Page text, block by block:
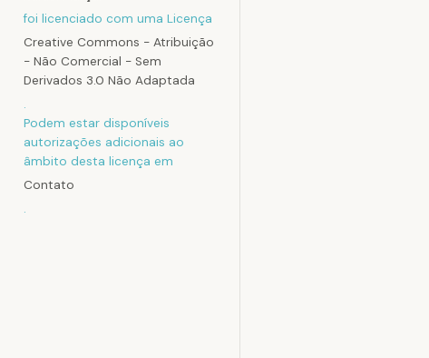
foi licenciado com uma Licença
Creative Commons - Atribuição
- Não Comercial - Sem
Derivados 3.0 Não Adaptada
.
Podem estar disponíveis
autorizações adicionais ao
âmbito desta licença em
Contato
.